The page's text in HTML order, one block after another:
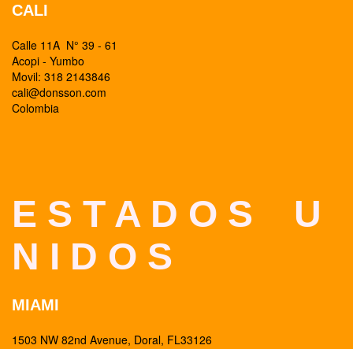
CALI
Calle 11A N° 39 - 61
Acopi - Yumbo
Movil: 318 2143846
cali@donsson.com
Colombia
E S T A D O S U
N I D O S
MIAMI
1503 NW 82nd Avenue, Doral, FL33126